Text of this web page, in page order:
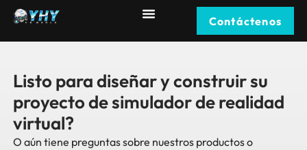
Contáctenos
Listo para diseñar y construir su
proyecto de simulador de realidad
virtual?
O aún tiene preguntas sobre nuestros productos o